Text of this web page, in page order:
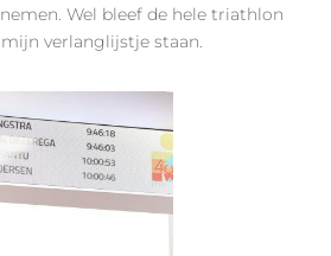
Wel bleef de hele triathlon
verlanglijstje staan.